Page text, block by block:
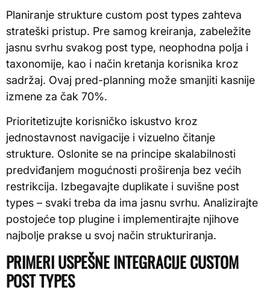
Planiranje strukture custom post types zahteva
strateški pristup. Pre samog kreiranja, zabeležite
jasnu svrhu svakog post type, neophodna polja i
taxonomije, kao i način kretanja korisnika kroz
sadržaj. Ovaj pred-planning može smanjiti kasnije
izmene za čak 70%.
Prioritetizujte korisničko iskustvo kroz
jednostavnost navigacije i vizuelno čitanje
strukture. Oslonite se na principe skalabilnosti
predviđanjem mogućnosti proširenja bez većih
restrikcija. Izbegavajte duplikate i suvišne post
types – svaki treba da ima jasnu svrhu. Analizirajte
postojeće top plugine i implementirajte njihove
najbolje prakse u svoj način strukturiranja.
PRIMERI USPEŠNE INTEGRACIJE CUSTOM
POST TYPES